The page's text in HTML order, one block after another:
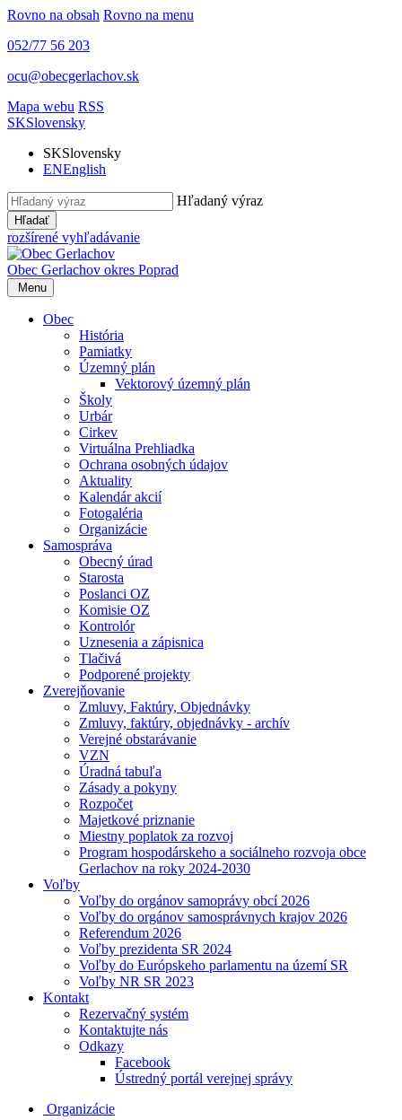
Rovno na obsah Rovno na menu
052/77 56 203
ocu@obecgerlachov.sk
Mapa webu RSS
SKSlovensky
SKSlovensky
ENEnglish
Hľadaný výraz
Hľadať
rozšírené vyhľadávanie
Obec Gerlachov okres Poprad
Menu
Obec
História
Pamiatky
Územný plán
Vektorový územný plán
Školy
Urbár
Cirkev
Virtuálna Prehliadka
Ochrana osobných údajov
Aktuality
Kalendár akcií
Fotogaléria
Organizácie
Samospráva
Obecný úrad
Starosta
Poslanci OZ
Komisie OZ
Kontrolór
Uznesenia a zápisnica
Tlačivá
Podporené projekty
Zverejňovanie
Zmluvy, Faktúry, Objednávky
Zmluvy, faktúry, objednávky - archív
Verejné obstarávanie
VZN
Úradná tabuľa
Zásady a pokyny
Rozpočet
Majetkové priznanie
Miestny poplatok za rozvoj
Program hospodárskeho a sociálneho rozvoja obce
Gerlachov na roky 2024-2030
Voľby
Voľby do orgánov samoprávy obcí 2026
Voľby do orgánov samosprávnych krajov 2026
Referendum 2026
Voľby prezidenta SR 2024
Voľby do Európskeho parlamentu na území SR
Voľby NR SR 2023
Kontakt
Rezervačný systém
Kontaktujte nás
Odkazy
Facebook
Ústredný portál verejnej správy
Organizácie